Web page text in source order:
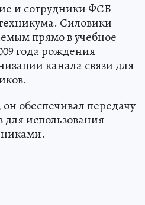
и сотрудники ФСБ
Силовики
прямо в учебное
года рождения
канала связи для
обеспечивал передачу
использования